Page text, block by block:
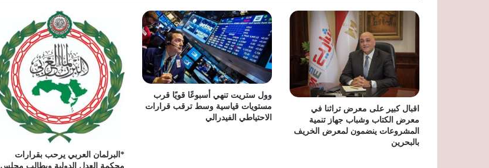
سويسرا تدعم لاجئي أفغانستان بـ2.4 مليون
دولار عبر مفوضية الأمم المتحدة
اقبال كبير على معرض تراثنا في
معرض الكتاب وشباب جهاز تنمية
المشروعات ينضمون لمعرض الخريف
بالبحرين
وول ستريت تنهي أسبوعًا قويًا قرب
مستويات قياسية وسط ترقب قرارات
الاحتياطي الفيدرالي
*البرلمان العربي يرحب بقرارات
محكمة العدل الدولية ويطالب مجلس